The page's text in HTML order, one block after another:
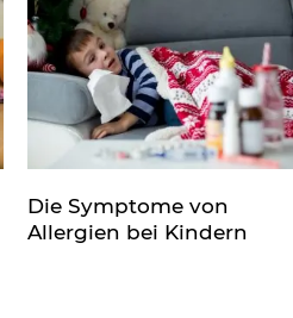
Die Symptome von
Allergien bei Kindern